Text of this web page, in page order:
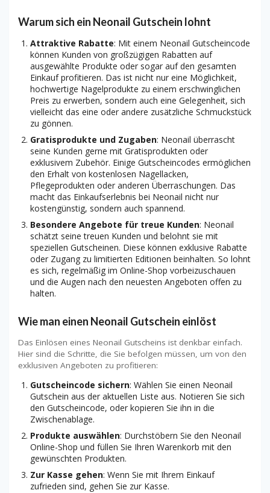
Warum sich ein Neonail Gutschein lohnt
Attraktive Rabatte: Mit einem Neonail Gutscheincode
können Kunden von großzügigen Rabatten auf
ausgewählte Produkte oder sogar auf den gesamten
Einkauf profitieren. Das ist nicht nur eine Möglichkeit,
hochwertige Nagelprodukte zu einem erschwinglichen
Preis zu erwerben, sondern auch eine Gelegenheit, sich
vielleicht das eine oder andere zusätzliche Schmuckstück
zu gönnen.
Gratisprodukte und Zugaben: Neonail überrascht
seine Kunden gerne mit Gratisprodukten oder
exklusivem Zubehör. Einige Gutscheincodes ermöglichen
den Erhalt von kostenlosen Nagellacken,
Pflegeprodukten oder anderen Überraschungen. Das
macht das Einkaufserlebnis bei Neonail nicht nur
kostengünstig, sondern auch spannend.
Besondere Angebote für treue Kunden: Neonail
schätzt seine treuen Kunden und belohnt sie mit
speziellen Gutscheinen. Diese können exklusive Rabatte
oder Zugang zu limitierten Editionen beinhalten. So lohnt
es sich, regelmäßig im Online-Shop vorbeizuschauen
und die Augen nach den neuesten Angeboten offen zu
halten.
Wie man einen Neonail Gutschein einlöst
Das Einlösen eines Neonail Gutscheins ist denkbar einfach.
Hier sind die Schritte, die Sie befolgen müssen, um von den
exklusiven Angeboten zu profitieren:
Gutscheincode sichern: Wählen Sie einen Neonail
Gutschein aus der aktuellen Liste aus. Notieren Sie sich
den Gutscheincode, oder kopieren Sie ihn in die
Zwischenablage.
Produkte auswählen: Durchstöbern Sie den Neonail
Online-Shop und füllen Sie Ihren Warenkorb mit den
gewünschten Produkten.
Zur Kasse gehen: Wenn Sie mit Ihrem Einkauf
zufrieden sind, gehen Sie zur Kasse.